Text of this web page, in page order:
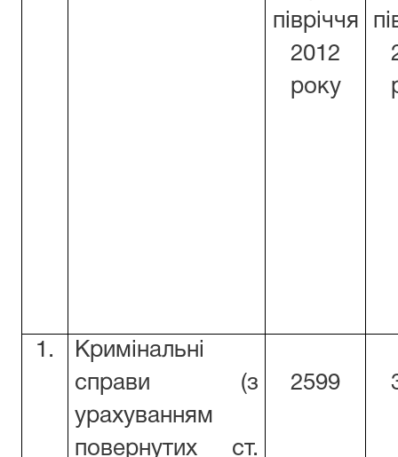
півріччя
2012
року
1.
Кримінальні
справи (з
урахуванням
повернутих ст.
2599